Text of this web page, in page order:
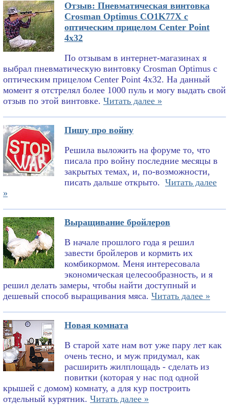
Отзыв: Пневматическая винтовка
Crosman Optimus CO1K77X с
оптическим прицелом Center Point
4x32
По отзывам в интернет-магазинах я
выбрал пневматическую винтовку Crosman Optimus с
оптическим прицелом Center Point 4x32. На данный
момент я отстрелял более 1000 пуль и могу выдать свой
отзыв по этой винтовке. Читать далее »
Пишу про войну
Решила выложить на форуме то, что
писала про войну последние месяцы в
закрытых темах, и, по-возможности,
писать дальше открыто. Читать далее
»
Выращивание бройлеров
В начале прошлого года я решил
завести бройлеров и кормить их
комбикормом. Меня интересовала
экономическая целесообразность, и я
решил делать замеры, чтобы найти доступный и
дешевый способ выращивания мяса. Читать далее »
Новая комната
В старой хате нам вот уже пару лет как
очень тесно, и муж придумал, как
расширить жилплощадь - сделать из
повитки (которая у нас под одной
крышей с домом) комнату, а для кур построить
отдельный курятник. Читать далее »